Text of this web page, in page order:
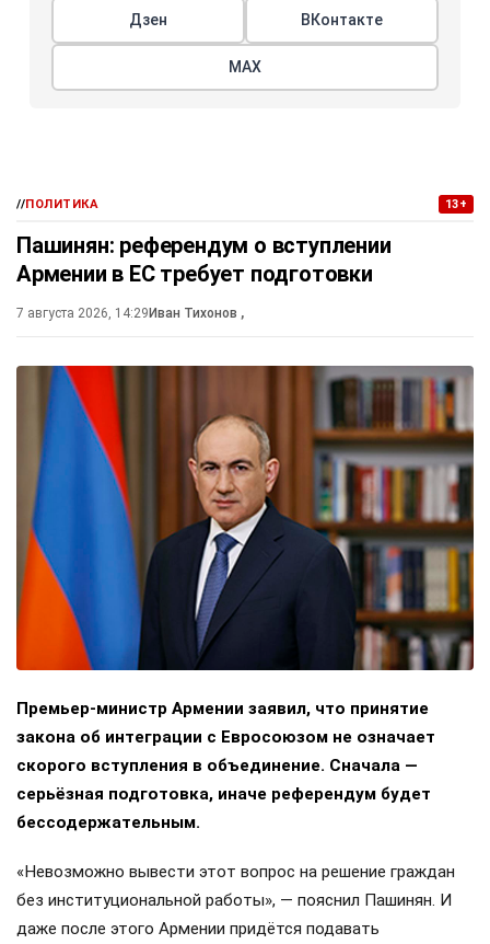
Дзен ВКонтакте
МАХ
//ПОЛИТИКА 13+
Пашинян: референдум о вступлении
Армении в ЕС требует подготовки
7 августа 2026, 14:29Иван Тихонов ,
Премьер-министр Армении заявил, что принятие
закона об интеграции с Евросоюзом не означает
скорого вступления в объединение. Сначала —
серьёзная подготовка, иначе референдум будет
бессодержательным.
«Невозможно вывести этот вопрос на решение граждан
без институциональной работы», — пояснил Пашинян. И
даже после этого Армении придётся подавать